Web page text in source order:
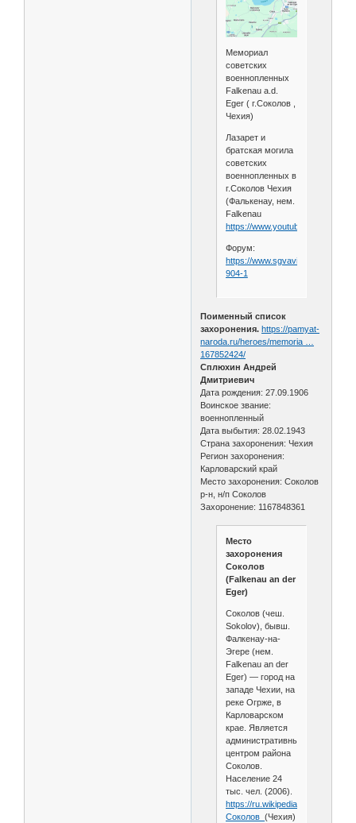
Мемориал
советских
военнопленных
Falkenau a.d.
Eger ( г.Соколов ,
Чехия)
Лазарет и
братская могила
советских
военнопленных в
г.Соколов Чехия
(Фалькенау, нем.
Falkenau
https://www.youtube.com/embed/
Форум:
https://www.sgvavia.ru/forum/
904-1
Поименный список
захоронения. https://pamyat-
naroda.ru/heroes/memoria …
167852424/
Сплюхин Андрей
Дмитриевич
Дата рождения: 27.09.1906
Воинское звание:
военнопленный
Дата выбытия: 28.02.1943
Страна захоронения: Чехия
Регион захоронения:
Карловарский край
Место захоронения: Соколов
р-н, н/п Соколов
Захоронение: 1167848361
Место
захоронения
Соколов
(Falkenau an der
Eger)
Соколов (чеш.
Sokolov), бывш.
Фалкенау-на-
Эгере (нем.
Falkenau an der
Eger) — город на
западе Чехии, на
реке Огрже, в
Карловарском
крае. Является
административным
центром района
Соколов.
Население 24
тыс. чел. (2006).
https://ru.wikipedia.org/wiki/
Соколов_ (Чехия)